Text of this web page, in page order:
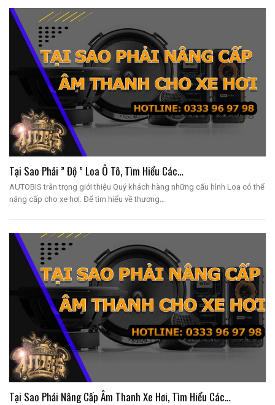
Tại Sao Phải ” Độ ” Loa Ô Tô, Tìm Hiểu Các…
AUTOBIS trân trọng giới thiệu Quý khách hàng những cấu hình Loa có thể
nâng cấp cho xe hơi. Để tìm hiểu về thương…
Tại Sao Phải Nâng Cấp Âm Thanh Xe Hơi, Tìm Hiểu Các…